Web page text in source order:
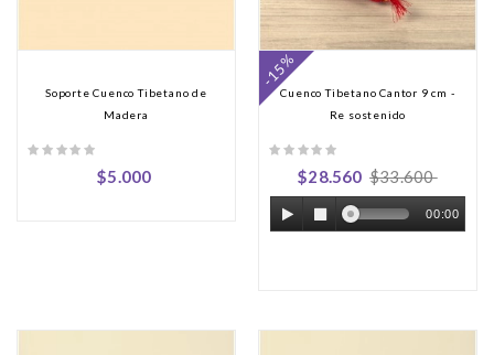
Soporte Cuenco Tibetano de
Madera
$5.000
Cuenco Tibetano Cantor 9 cm -
Re sostenido
$28.560 $33.600
00:00
-15%